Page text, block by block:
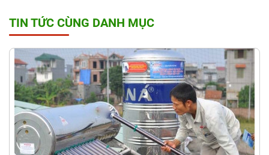
TIN TỨC CÙNG DANH MỤC